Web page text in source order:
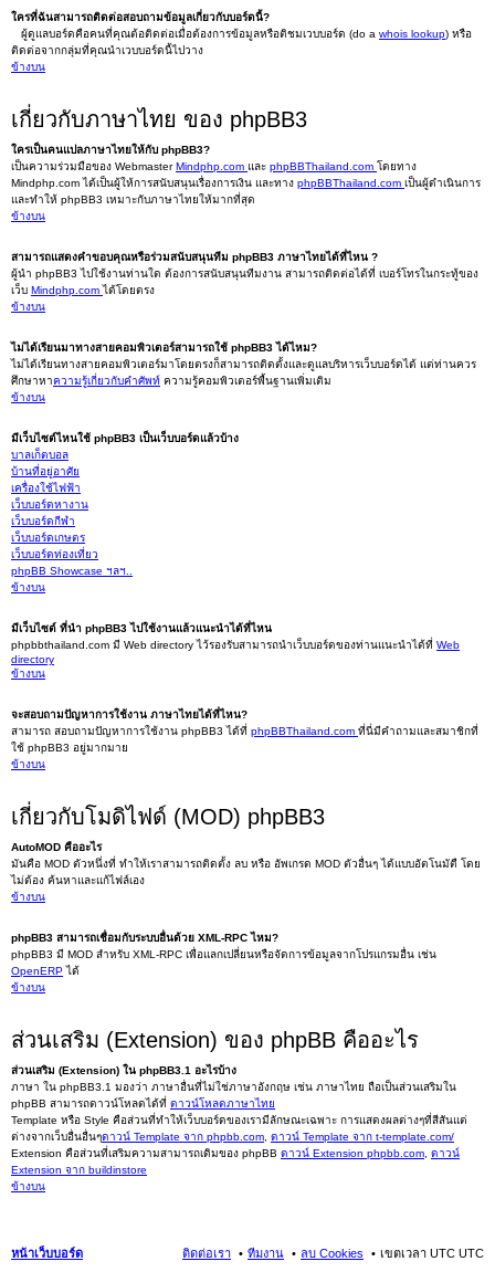
ใครที่ฉันสามารถติดต่อสอบถามข้อมูลเกี่ยวกับบอร์ดนี้?
ผู้ดูแลบอร์ดคือคนที่คุณต้อติดต่อเมื่อต้องการข้อมูลหรือติชมเวบบอร์ด (do a whois lookup) หรือ
ติดต่อจากกลุ่มที่คุณนำเวบบอร์ดนี้ไปวาง
ข้างบน
เกี่ยวกับภาษาไทย ของ phpBB3
ใครเป็นคนแปลภาษาไทยให้กับ phpBB3?
เป็นความร่วมมือของ WebmasterMindphp.com และ phpBBThailand.com โดยทาง
Mindphp.com ได้เป็นผู้ให้การสนับสนุนเรื่องการเงิน และทาง phpBBThailand.com เป็นผู้ดำเนินการ
และทำให้ phpBB3 เหมาะกับภาษาไทยให้มากที่สุด
ข้างบน
สามารถแสดงคำขอบคุณหรือร่วมสนับสนุนทีม phpBB3 ภาษาไทยได้ที่ไหน ?
ผู้นำ phpBB3 ไปใช้งานท่านใด ต้องการสนับสนุนทีมงาน สามารถติดต่อได้ที่ เบอร์โทรในกระทู้ของ
เว็บ Mindphp.comได้โดยตรง
ข้างบน
ไม่ได้เรียนมาทางสายคอมพิวเตอร์สามารถใช้ phpBB3 ได้ไหม?
ไม่ได้เรียนทางสายคอมพิวเตอร์มาโดยตรงก็สามารถติดตั้งและดูแลบริหารเว็บบอร์ดได้ แต่ท่านควร
ศึกษาหาความรู้เกี่ยวกับคำศัพท์ ความรู้คอมพิวเตอร์พื้นฐานเพิ่มเติม
ข้างบน
มีเว็บไซต์ไหนใช้ phpBB3 เป็นเว็บบอร์ดแล้วบ้าง
บาลเก็ตบอล
บ้านที่อยู่อาศัย
เครื่องใช้ไฟฟ้า
เว็บบอร์ดหางาน
เว็บบอร์ดกีฬา
เว็บบอร์ดเกษตร
เว็บบอร์ดท่องเที่ยว
phpBB Showcase ฯลฯ..
ข้างบน
มีเว็บไซต์ ที่นำ phpBB3 ไปใช้งานแล้วแนะนำได้ที่ไหน
phpbbthailand.com มี Web directory ไว้รองรับสามารถนำเว็บบอร์ดของท่านแนะนำได้ที่ Web
directory
ข้างบน
จะสอบถามปัญหาการใช้งาน ภาษาไทยได้ที่ไหน?
สามารถ สอบถามปัญหาการใช้งาน phpBB3 ได้ที่ phpBBThailand.com ที่นี่มีคำถามและสมาชิกที่
ใช้ phpBB3 อยู่มากมาย
ข้างบน
เกี่ยวกับโมดิไฟด์ (MOD) phpBB3
AutoMOD คืออะไร
มันคือ MOD ตัวหนึ่งที่ ทำให้เราสามารถติดตั้ง ลบ หรือ อัพเกรด MOD ตัวอื่นๆ ได้แบบอัตโนมัตื โดย
ไม่ต้อง ค้นหาและแก้ไฟล์เอง
ข้างบน
phpBB3 สามารถเชื่อมกับระบบอื่นด้วย XML-RPC ไหม?
phpBB3 มี MOD สำหรับ XML-RPC เพื่อแลกเปลี่ยนหรือจัดการข้อมูลจากโปรแกรมอื่น เช่น
OpenERPได้
ข้างบน
ส่วนเสริม (Extension) ของ phpBB คืออะไร
ส่วนเสริม (Extension) ใน phpBB3.1 อะไรบ้าง
ภาษา ใน phpBB3.1 มองว่า ภาษาอื่นที่ไม่ใช่ภาษาอังกฤษ เช่น ภาษาไทย ถือเป็นส่วนเสริมใน
phpBB สามารถดาวน์โหลดได้ที่ ดาวน์โหลดภาษาไทย
Template หรือ Style คือส่วนที่ทำให้เว็บบอร์ดของเรามีลักษณะเฉพาะ การแสดงผลต่างๆที่สีสันแต่
ต่างจากเว็บอื่นอื่นๆดาวน์ Template จาก phpbb.com ดาวน์ Template จาก t-template.com/
Extension คือส่วนที่เสริมความสามารถเดิมของ phpBB ดาวน์ Extension phpbb.com ดาวน์
Extension จาก buildinstore
ข้างบน
หน้าเว็บบอร์ด เขตเวลา UTC UTC
ลบ Cookies
ทีมงาน
ติดต่อเรา